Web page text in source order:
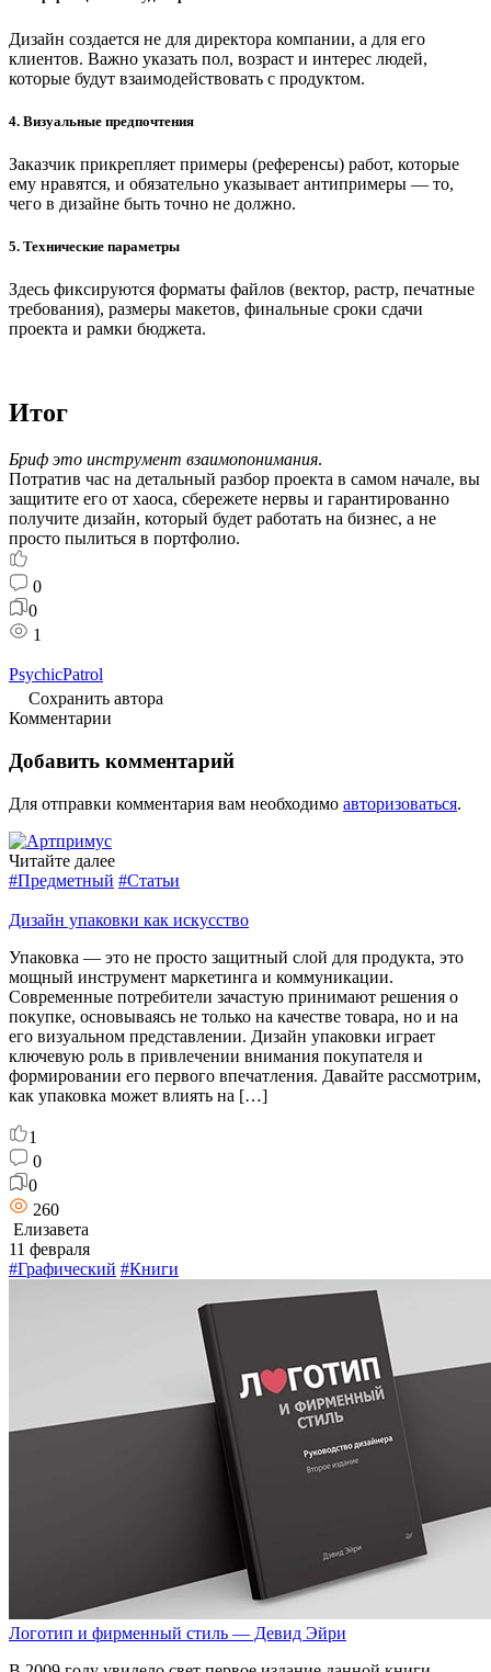
Дизайн создается не для директора компании, а для его
клиентов. Важно указать пол, возраст и интерес людей,
которые будут взаимодействовать с продуктом.
4. Визуальные предпочтения
Заказчик прикрепляет примеры (референсы) работ, которые
ему нравятся, и обязательно указывает антипримеры — то,
чего в дизайне быть точно не должно.
5. Технические параметры
Здесь фиксируются форматы файлов (вектор, растр, печатные
требования), размеры макетов, финальные сроки сдачи
проекта и рамки бюджета.
Итог
Бриф это инструмент взаимопонимания.
Потратив час на детальный разбор проекта в самом начале, вы
защитите его от хаоса, сбережете нервы и гарантированно
получите дизайн, который будет работать на бизнес, а не
просто пылиться в портфолио.
0
0
1
PsychicPatrol
Сохранить автора
Комментарии
Добавить комментарий
Для отправки комментария вам необходимо авторизоваться.
Читайте далее
#Предметный #Статьи
Дизайн упаковки как искусство
Упаковка — это не просто защитный слой для продукта, это
мощный инструмент маркетинга и коммуникации.
Современные потребители зачастую принимают решения о
покупке, основываясь не только на качестве товара, но и на
его визуальном представлении. Дизайн упаковки играет
ключевую роль в привлечении внимания покупателя и
формировании его первого впечатления. Давайте рассмотрим,
как упаковка может влиять на […]
1
0
0
260
Елизавета
11 февраля
#Графический #Книги
Логотип и фирменный стиль — Девид Эйри